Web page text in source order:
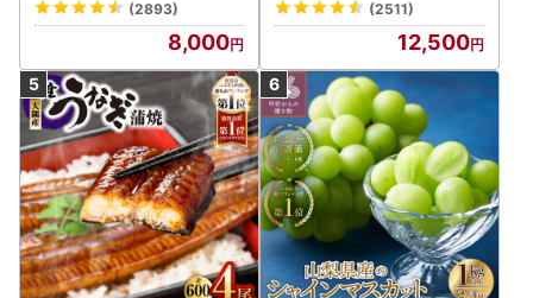
(2893)
8,000
(2511)
12,500